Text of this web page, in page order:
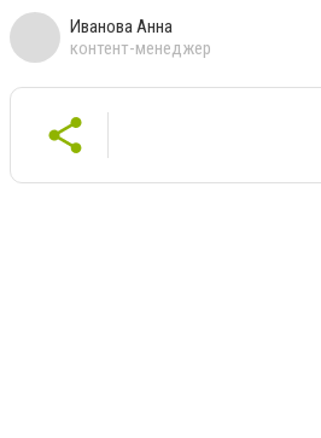
Иванова Анна
контент-менеджер